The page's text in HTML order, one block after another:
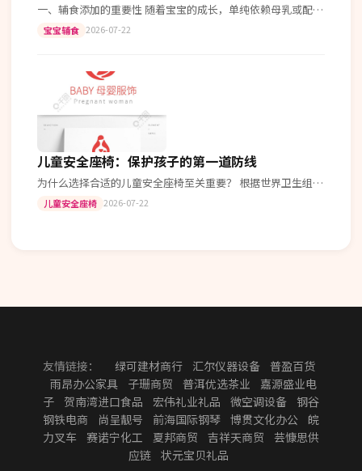
一、辅食添加的重要性 随着宝宝的成长，单纯依赖母乳或配方
奶已经不能满足其营养需求。适时引入辅食不仅能补充多种维
宝宝辅食 2026-07-22
儿童安全座椅：保护孩子的第一道防线
为什么选择合适的儿童安全座椅至关重要？ 根据世界卫生组织
的数据，正确使用儿童安全座椅可以显著降低交通事故中儿童
儿童安全座椅 2026-07-22
友情链接： 绿可建材商行 汇尔仪器设备
普盈百货
雨昂办公家具
子珊商贸 普洱优选茶业
嘉源盛业电
子
贺南湾进口食品 宏伟礼业礼品 微空调设备
钢谷
钢铁电商
尚呈靓号 前海国际钢琴 博贯文化办公
皖
力叉车
赛诺宁化工 夏邦商贸 吉祥天商贸
芸慷思供
应链 状元宝贝礼品